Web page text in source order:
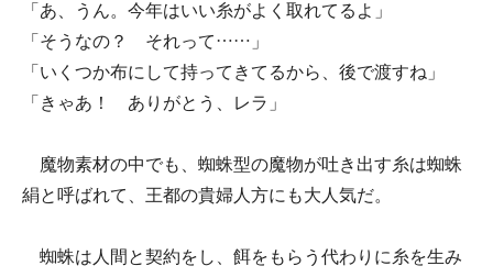
「あ、うん。今年はいい糸がよく取れてるよ」
「そうなの？ それって……」
「いくつか布にして持ってきてるから、後で渡すね」
「きゃあ！ ありがとう、レラ」
魔物素材の中でも、蜘蛛型の魔物が吐き出す糸は蜘蛛
絹と呼ばれて、王都の貴婦人方にも大人気だ。
蜘蛛は人間と契約をし、餌をもらう代わりに糸を生み